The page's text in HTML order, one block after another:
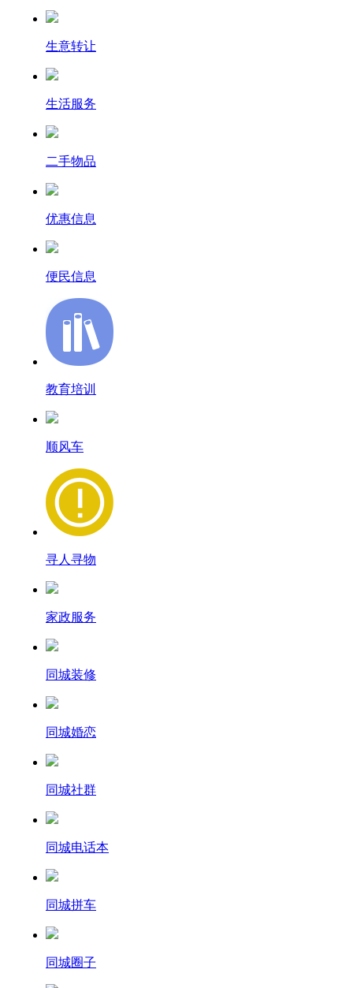
生意转让
生活服务
二手物品
优惠信息
便民信息
教育培训
顺风车
寻人寻物
家政服务
同城装修
同城婚恋
同城社群
同城电话本
同城拼车
同城圈子